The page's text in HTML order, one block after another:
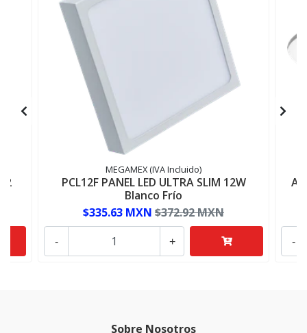
MEGAMEX (IVA Incluido)
PCL12F PANEL LED ULTRA SLIM 12W
Blanco Frío
$335.63 MXN $372.92 MXN
+
- -
Sobre Nosotros